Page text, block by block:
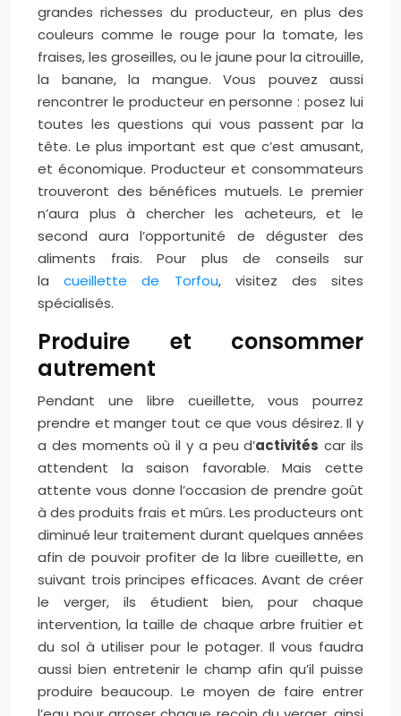
grandes richesses du producteur, en plus des
couleurs comme le rouge pour la tomate, les
fraises, les groseilles, ou le jaune pour la citrouille,
la banane, la mangue. Vous pouvez aussi
rencontrer le producteur en personne : posez lui
toutes les questions qui vous passent par la
tête. Le plus important est que c’est amusant,
et économique. Producteur et consommateurs
trouveront des bénéfices mutuels. Le premier
n’aura plus à chercher les acheteurs, et le
second aura l’opportunité de déguster des
aliments frais. Pour plus de conseils sur
lacueillette de Torfou, visitez des sites
spécialisés.
Produire et consommer
autrement
Pendant une libre cueillette, vous pourrez
prendre et manger tout ce que vous désirez. Il y
a des moments où il y a peu d’activités car ils
attendent la saison favorable. Mais cette
attente vous donne l’occasion de prendre goût
à des produits frais et mûrs. Les producteurs ont
diminué leur traitement durant quelques années
afin de pouvoir profiter de la libre cueillette, en
suivant trois principes efficaces. Avant de créer
le verger, ils étudient bien, pour chaque
intervention, la taille de chaque arbre fruitier et
du sol à utiliser pour le potager. Il vous faudra
aussi bien entretenir le champ afin qu’il puisse
produire beaucoup. Le moyen de faire entrer